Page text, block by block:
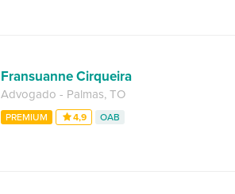
Fransuanne Cirqueira
Advogado - Palmas, TO
PREMIUM 4,9 OAB